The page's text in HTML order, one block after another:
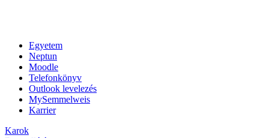
Egyetem
Neptun
Moodle
Telefonkönyv
Outlook levelezés
MySemmelweis
Karrier
Karok